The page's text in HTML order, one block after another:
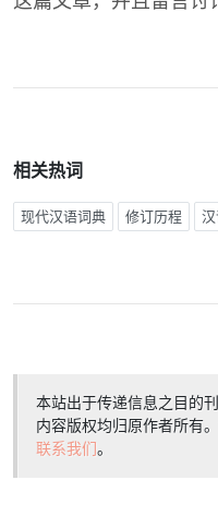
相关热词
现代汉语词典 修订历程
本站出于传递信息之目的
内容版权均归原作者所有
联系我们。